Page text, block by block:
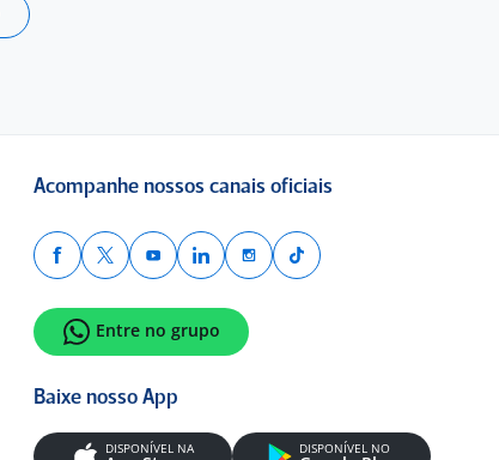
Acompanhe nossos canais oficiais
Entre no grupo
Baixe nosso App
DISPONÍVEL NA DISPONÍVEL NO